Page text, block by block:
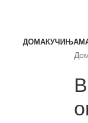
ДОМАКУЧИЊА